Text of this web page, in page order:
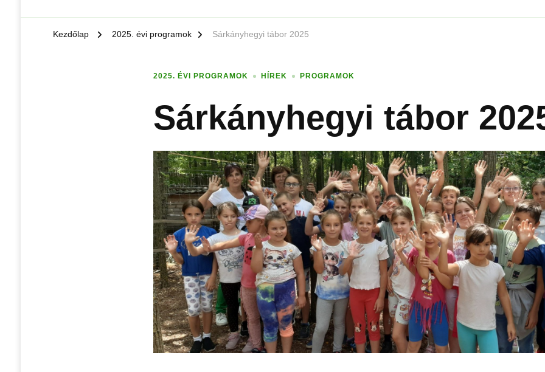
Kezdőlap 2025. évi programok Sárkányhegyi tábor 2025
2025. ÉVI PROGRAMOK HÍREK PROGRAMOK
Sárkányhegyi tábor